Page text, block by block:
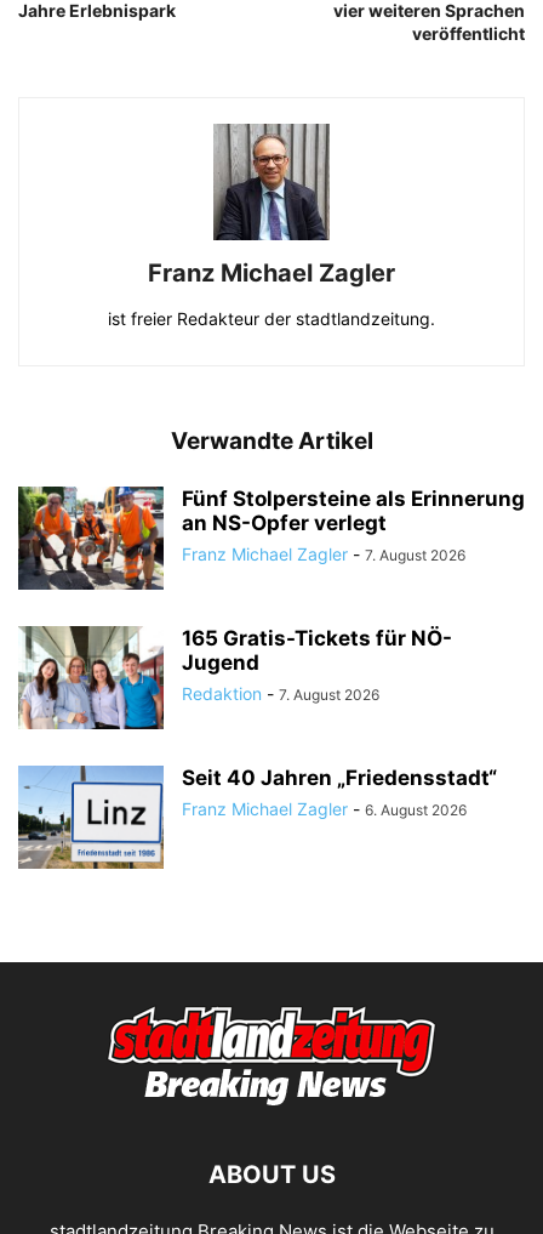
Jahre Erlebnispark
vier weiteren Sprachen
veröffentlicht
Franz Michael Zagler
ist freier Redakteur der stadtlandzeitung.
Verwandte Artikel
Fünf Stolpersteine als Erinnerung
an NS-Opfer verlegt
Franz Michael Zagler - 7. August 2026
165 Gratis-Tickets für NÖ-
Jugend
Redaktion - 7. August 2026
Seit 40 Jahren „Friedensstadt“
Franz Michael Zagler - 6. August 2026
ABOUT US